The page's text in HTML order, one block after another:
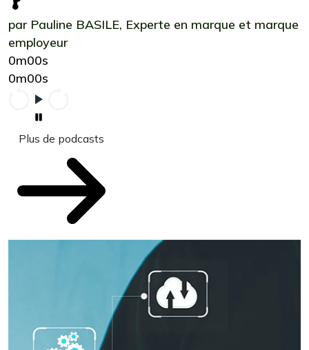
par Pauline BASILE, Experte en marque et marque
employeur
0m00s
0m00s
Plus de podcasts